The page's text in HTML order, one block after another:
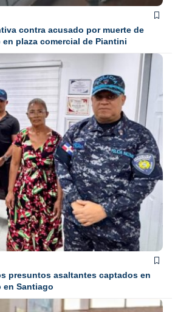
contra acusado por muerte de
plaza comercial de Piantini
presuntos asaltantes captados en
en Santiago